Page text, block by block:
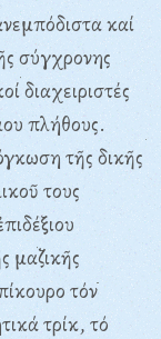
καί
σύγχρονης
διαχειριστές
πλήθους.
τῆς δικῆς
τους
μαζικῆς
τόν
τρίκ, τό